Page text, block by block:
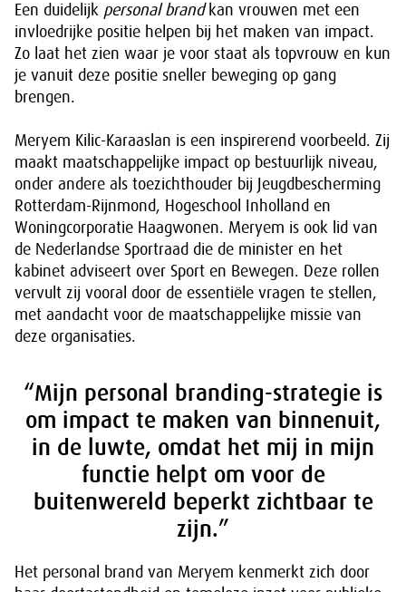
Een duidelijk personal brand kan vrouwen met een
invloedrijke positie helpen bij het maken van impact.
Zo laat het zien waar je voor staat als topvrouw en kun
je vanuit deze positie sneller beweging op gang
brengen.
Meryem Kilic-Karaaslan is een inspirerend voorbeeld. Zij
maakt maatschappelijke impact op bestuurlijk niveau,
onder andere als toezichthouder bij Jeugdbescherming
Rotterdam-Rijnmond, Hogeschool Inholland en
Woningcorporatie Haagwonen. Meryem is ook lid van
de Nederlandse Sportraad die de minister en het
kabinet adviseert over Sport en Bewegen. Deze rollen
vervult zij vooral door de essentiële vragen te stellen,
met aandacht voor de maatschappelijke missie van
deze organisaties.
“Mijn personal branding-strategie is
om impact te maken van binnenuit,
in de luwte, omdat het mij in mijn
functie helpt om voor de
buitenwereld beperkt zichtbaar te
zijn.”
Het personal brand van Meryem kenmerkt zich door